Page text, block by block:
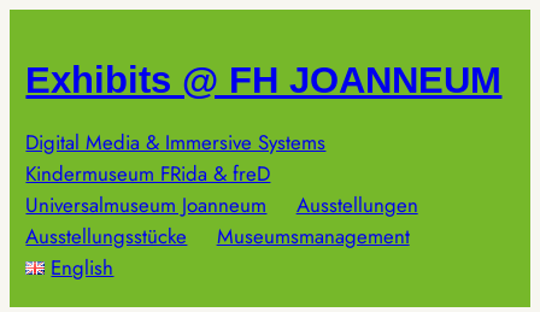
springen
Exhibits @ FH JOANNEUM
Digital Media & Immersive Systems
Kindermuseum FRida & freD
Universalmuseum Joanneum
Ausstellungen
Ausstellungsstücke
Museumsmanagement
English